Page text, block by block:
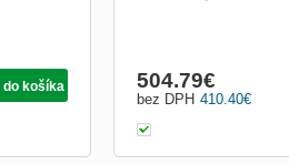
do košíka
410.40€
bez DPH
504.79€